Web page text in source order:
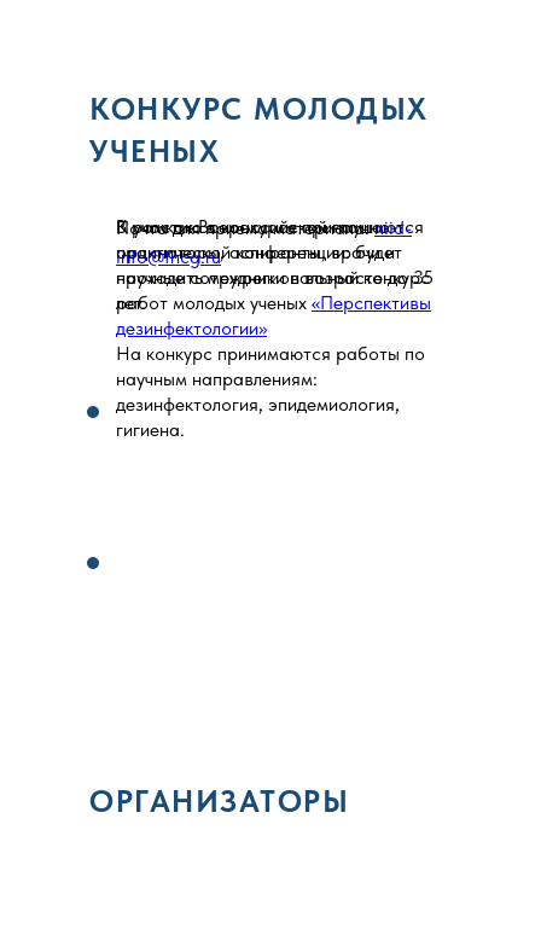
КОНКУРС МОЛОДЫХ
УЧЕНЫХ
В рамках Всероссийской научно-
практической конференции: будет
проходить межрегиональный конкурс
работ молодых ученых «Перспективы
дезинфектологии»
К участию в конкурсе приглашаются
ординаторы, аспиранты, врачи и
научные сотрудники в возрасте до 35
лет.
На конкурс принимаются работы по
научным направлениям:
дезинфектология, эпидемиология,
гигиена.
Почта для приема материала:niid-
info@fncg.ru
ОРГАНИЗАТОРЫ